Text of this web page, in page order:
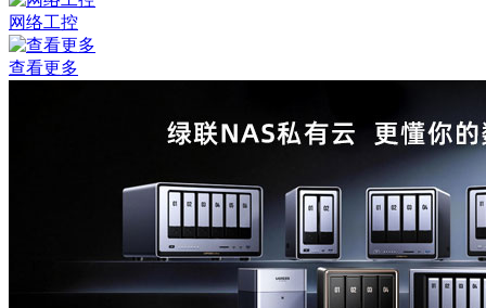
网络工控
查看更多